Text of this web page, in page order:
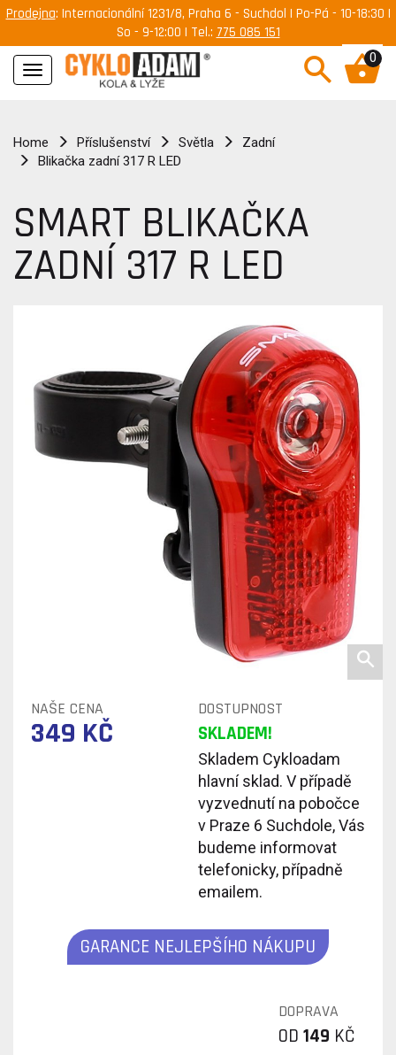
Prodejna: Internacionální 1231/8, Praha 6 - Suchdol | Po-Pá - 10-18:30 |
So - 9-12:00 | Tel.: 775 085 151
Navigace
0
Home Příslušenství Světla
Zadní
Blikačka zadní 317 R LED
SMART BLIKAČKA
ZADNÍ 317 R LED
NAŠE CENA DOSTUPNOST
349 KČ SKLADEM!
Skladem Cykloadam
hlavní sklad. V případě
vyzvednutí na pobočce
v Praze 6 Suchdole, Vás
budeme informovat
telefonicky, případně
emailem.
GARANCE NEJLEPŠÍHO NÁKUPU
DOPRAVA
OD 149 KČ